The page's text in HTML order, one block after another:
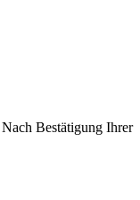
Nach Bestätigung Ihrer